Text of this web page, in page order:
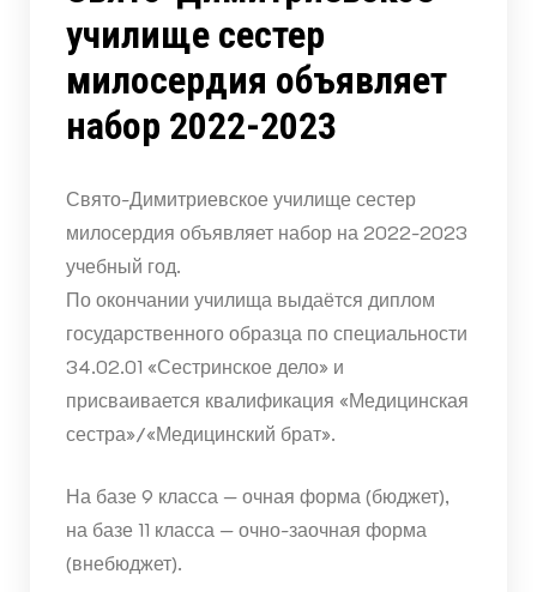
училище сестер
милосердия объявляет
набор 2022-2023
Свято-Димитриевское училище сестер
милосердия объявляет набор на 2022-2023
учебный год.
По окончании училища выдаётся диплом
государственного образца по специальности
34.02.01 «Сестринское дело» и
присваивается квалификация «Медицинская
сестра»/«Медицинский брат».
На базе 9 класса — очная форма (бюджет),
на базе 11 класса — очно-заочная форма
(внебюджет).